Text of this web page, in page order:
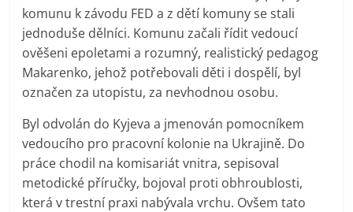
komunu k závodu FED a z dětí komuny se stali
jednoduše dělníci. Komunu začali řídit vedoucí
ověšeni epoletami a rozumný, realistický pedagog
Makarenko, jehož potřebovali děti i dospělí, byl
označen za utopistu, za nevhodnou osobu.
Byl odvolán do Kyjeva a jmenován pomocníkem
vedoucího pro pracovní kolonie na Ukrajině. Do
práce chodil na komisariát vnitra, sepisoval
metodické příručky, bojoval proti obhroublosti,
která v trestní praxi nabývala vrchu. Ovšem tato